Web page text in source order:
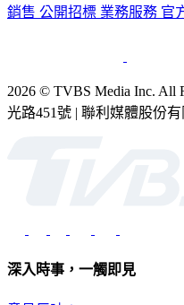
公司介紹企業動態人才招
2026 © TVBS Media Inc. All